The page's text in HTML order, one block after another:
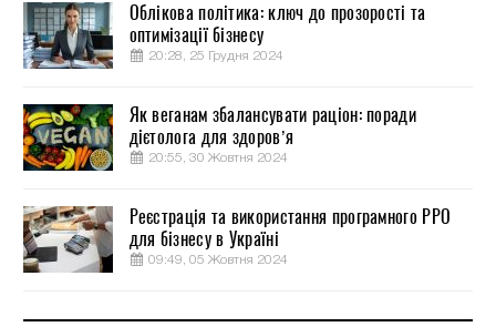
Облікова політика: ключ до прозорості та
оптимізації бізнесу
20:28, 25 Грудня 2024
Як веганам збалансувати раціон: поради
дієтолога для здоров’я
20:55, 30 Жовтня 2024
Реєстрація та використання програмного РРО
для бізнесу в Україні
09:49, 05 Жовтня 2024